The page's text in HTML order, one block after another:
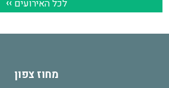
מחוז צפון